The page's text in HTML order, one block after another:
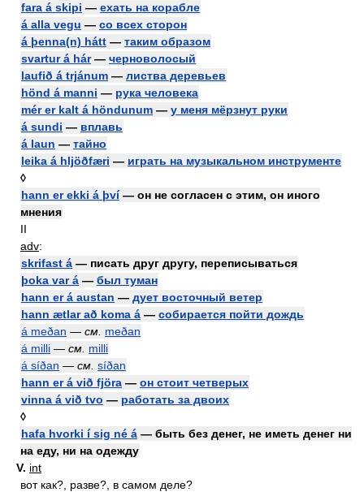
fara á skipi — ехать на корабле
á alla vegu — со всех сторон
á þenna(n) hátt — таким образом
svartur á hár— черноволосый
laufið á trjánum — листва деревьев
hönd á manni — рука человека
mér er kalt á höndunum — у меня мёрзнут руки
á sundi — вплавь
á laun — тайно
leika á hljöðfæri — играть на музыкальном инструменте
◊
hann er ekki á því— он не согласен с этим, он иного
мнения
II
adv:
skrifast á — писать друг другу, переписываться
þoka var á — был туман
hann er á austan — дует восточный ветер
hann ætlar að koma á — собирается пойти дождь
á meðan — см. meðan
á milli — см. milli
á síðan — см. síðan
hann er á við fjöra — он стоит четверых
vinna á við tvo — работать за двоих
◊
hafa hvorki í sig né á — быть без денег, не иметь денег ни
на еду, ни на одежду
V. int
вот как?, разве?, в самом деле?